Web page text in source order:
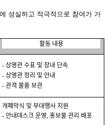
성실하고 적극적으로 참여가 가
활동 내용
- 상영관 수표 및 장내 단속
- 상영관 정리 및 안내
- 관객 물품 보관
개폐막식 및 부대행사 지원
- 안내데스크 운영, 홍보물 관리 배포